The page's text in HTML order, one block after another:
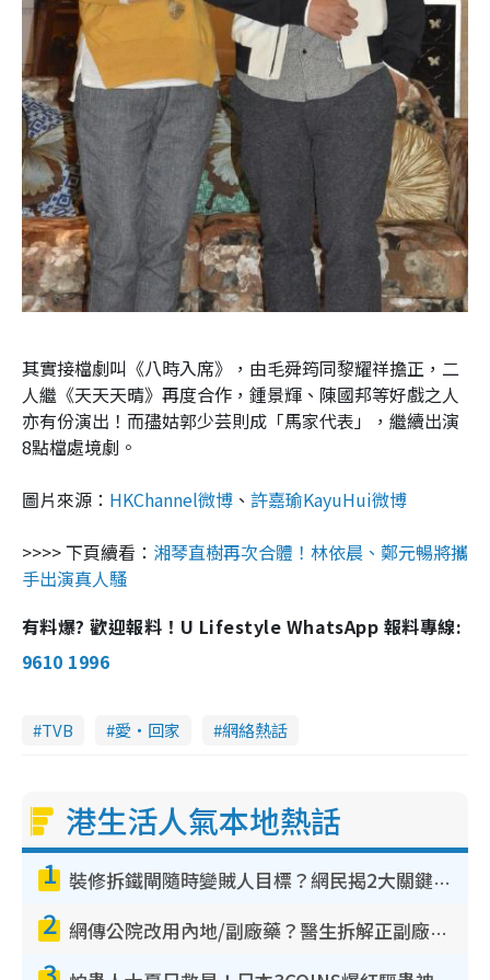
其實接檔劇叫《八時入席》，由毛舜筠同黎耀祥擔正，二
人繼《天天天晴》再度合作，鍾景輝、陳國邦等好戲之人
亦有份演出！而孻姑郭少芸則成「馬家代表」，繼續出演
8點檔處境劇。
圖片來源： HKChannel微博 、 許嘉瑜KayuHui微博
>>>> 下頁續看： 湘琴直樹再次合體！林依晨、鄭元暢將攜
手出演真人騷
有料爆? 歡迎報料！U Lifestyle WhatsApp 報料專線:
9610 1996
TVB 愛‧回家 網絡熱話
港生活人氣本地熱話
1 裝修拆鐵閘隨時變賊人目標？網民揭2大關鍵用途：裝新式等於白裝？附新舊鐵閘分別
2 網傳公院改用內地/副廠藥？醫生拆解正副廠分別 揭4類人換藥隨時出事